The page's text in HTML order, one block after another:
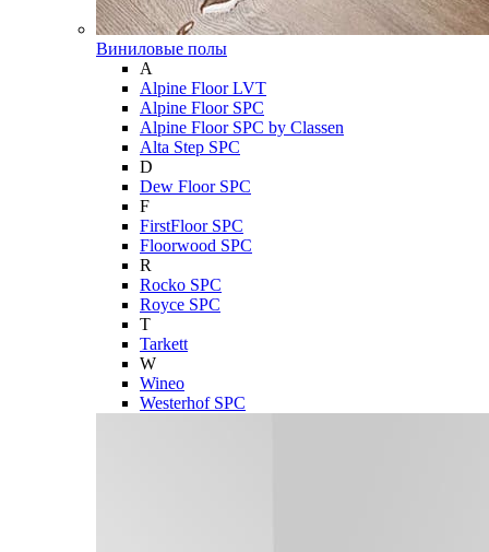
Виниловые полы
A
Alpine Floor LVT
Alpine Floor SPC
Alpine Floor SPC by Classen
Alta Step SPC
D
Dew Floor SPC
F
FirstFloor SPC
Floorwood SPC
R
Rocko SPC
Royce SPC
T
Tarkett
W
Wineo
Westerhof SPC